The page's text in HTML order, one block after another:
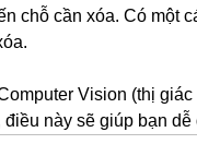
chỗ cần xóa. Có một
Vision (thị
này sẽ giúp bạn